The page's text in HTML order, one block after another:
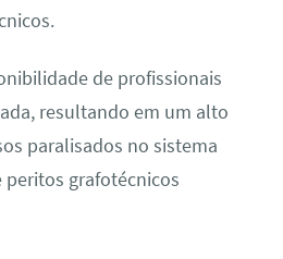
de profissionais
resultando em um alto
paralisados no sistema
grafotécnicos